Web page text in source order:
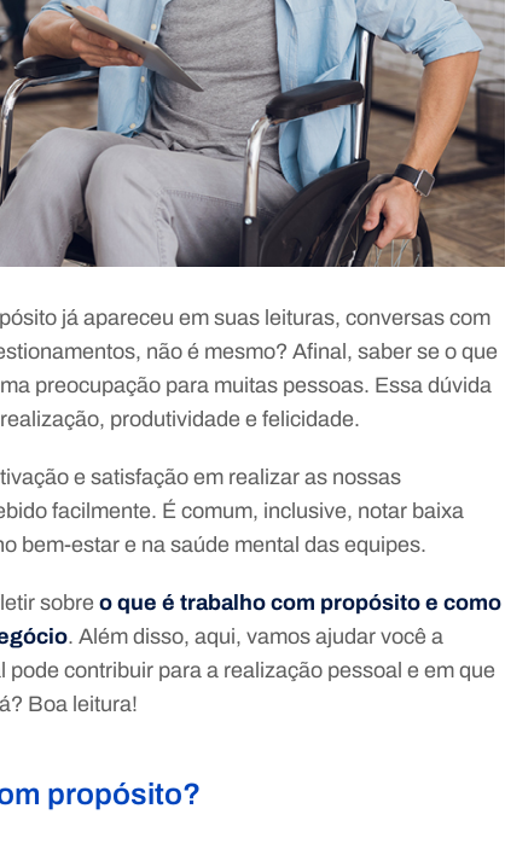
já apareceu em suas leituras, conversas com
não é mesmo? Afinal, saber se o que
preocupação para muitas pessoas. Essa dúvida
produtividade e felicidade.
e satisfação em realizar as nossas
facilmente. É comum, inclusive, notar baixa
bem-estar e na saúde mental das equipes.
sobre o que é trabalho com propósito e como
. Além disso, aqui, vamos ajudar você a
contribuir para a realização pessoal e em que
Boa leitura!
propósito?